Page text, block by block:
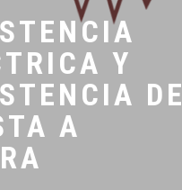
Y
DE
A